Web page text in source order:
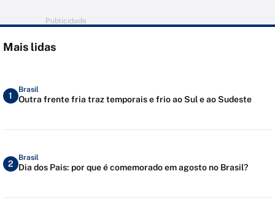
Publicidade
Mais lidas
1
Brasil
Outra frente fria traz temporais e frio ao Sul e ao Sudeste
2
Brasil
Dia dos Pais: por que é comemorado em agosto no Brasil?